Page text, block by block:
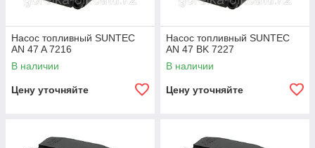
Насос топливный SUNTEC
AN 47 A 7216
В наличии
Цену уточняйте
Насос топливный SUNTEC
AN 47 BK 7227
В наличии
Цену уточняйте